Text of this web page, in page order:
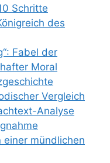
Schritte
des
Fabel der
Moral
Vergleich
Analyse
einer mündlichen